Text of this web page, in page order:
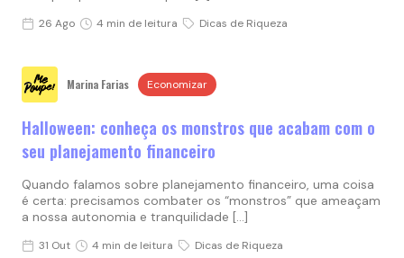
26 Ago 4 min de leitura Dicas de Riqueza
Marina Farias Economizar
Halloween: conheça os monstros que acabam com o
seu planejamento financeiro
Quando falamos sobre planejamento financeiro, uma coisa
é certa: precisamos combater os “monstros” que ameaçam
a nossa autonomia e tranquilidade […]
31 Out 4 min de leitura Dicas de Riqueza